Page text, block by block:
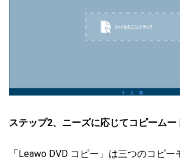
ステップ2、ニーズに応じてコピームー
「Leawo DVD コピー」は三つのコピ